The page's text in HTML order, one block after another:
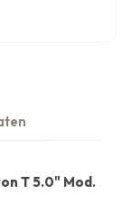
T 5.0" Mod.